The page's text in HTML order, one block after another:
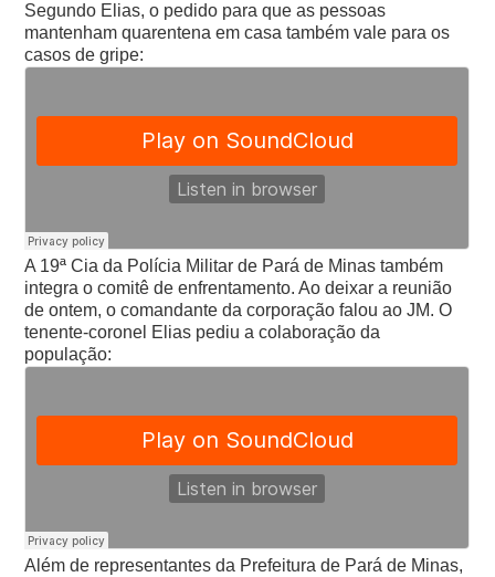
Segundo Elias, o pedido para que as pessoas
mantenham quarentena em casa também vale para os
casos de gripe:
A 19ª Cia da Polícia Militar de Pará de Minas também
integra o comitê de enfrentamento. Ao deixar a reunião
de ontem, o comandante da corporação falou ao JM. O
tenente-coronel Elias pediu a colaboração da
população:
Além de representantes da Prefeitura de Pará de Minas,